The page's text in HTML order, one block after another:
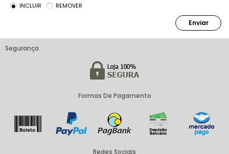
INCLUIR REMOVER
Enviar
Segurança
Formas De Pagamento
Redes Sociais